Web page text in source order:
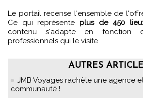
Le portail recense l'ensemble de
Ce qui représente plus de 450
contenu s'adapte en fonction
professionnels qui le visite.
AUTRES
JMB Voyages rachète une agence
communauté !